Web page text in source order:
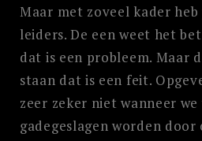
Maar met zoveel kader
leiders. De een weet het
dat is een probleem. Maar
staan dat is een feit.
zeer zeker niet wanneer
gadegeslagen worden door